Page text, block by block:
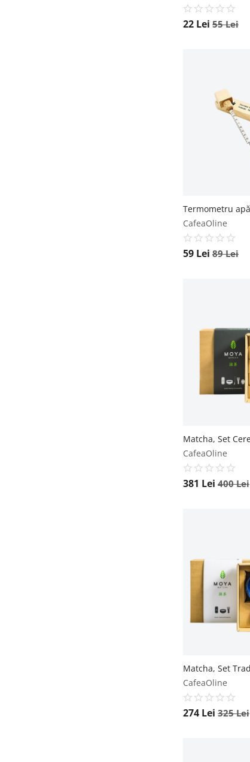
22 Lei 55Lei
CafeaOline
59 Lei 89Lei
CafeaOline
381 Lei 400Lei
CafeaOline
274 Lei 325Lei